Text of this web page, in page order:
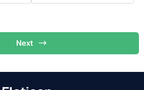
Next